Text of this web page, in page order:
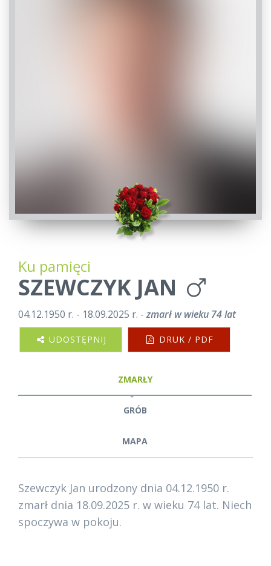
Ku pamięci
SZEWCZYK JAN
04.12.1950 r. - 18.09.2025 r. -zmarł w wieku 74 lat
UDOSTĘPNIJ DRUK / PDF
ZMARŁY
GRÓB
MAPA
Szewczyk Jan urodzony dnia 04.12.1950 r.
zmarł dnia 18.09.2025 r. w wieku 74 lat. Niech
spoczywa w pokoju.